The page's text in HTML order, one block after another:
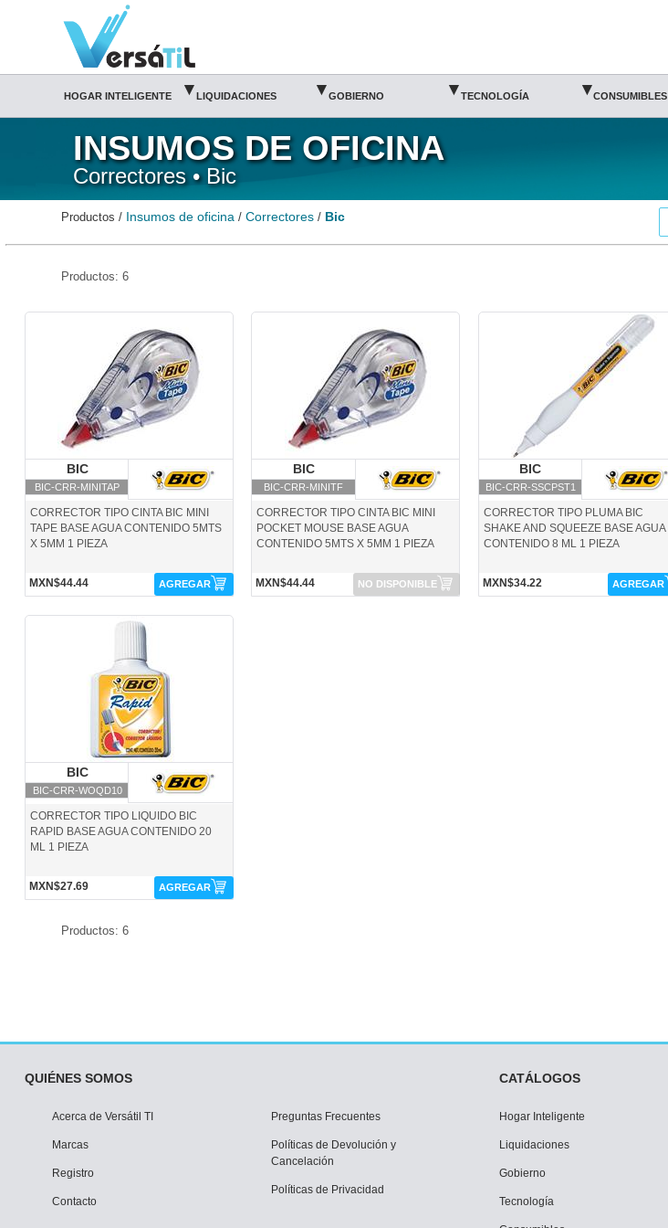
Bic/Correctores/Insumos de oficina|Versátil TI
HOGAR INTELIGENTE ▾ LIQUIDACIONES ▾ GOBIERNO ▾ TECNOLOGÍA ▾ CONSUMIBLES
INSUMOS DE OFICINA
Correctores • Bic
Productos / Insumos de oficina /Correctores / Bic
Productos: 6
BIC
BIC-CRR-MINITAP
CORRECTOR TIPO CINTA BIC MINI
TAPE BASE AGUA CONTENIDO 5MTS
X 5MM 1 PIEZA
MXN$44.44 AGREGAR
BIC
BIC-CRR-MINITF
CORRECTOR TIPO CINTA BIC MINI
POCKET MOUSE BASE AGUA
CONTENIDO 5MTS X 5MM 1 PIEZA
MXN$44.44 NO DISPONIBLE
BIC
BIC-CRR-SSCPST1
CORRECTOR TIPO PLUMA BIC
SHAKE AND SQUEEZE BASE AGUA
CONTENIDO 8 ML 1 PIEZA
MXN$34.22 AGREGAR
BIC-CRR-WOQD10-BIC
BIC
BIC-CRR-WOQD10
CORRECTOR TIPO LIQUIDO BIC
RAPID BASE AGUA CONTENIDO 20
ML 1 PIEZA
MXN$27.69 AGREGAR
Productos: 6
QUIÉNES SOMOS
Acerca de Versátil TI
Marcas
Registro
Contacto
Preguntas Frecuentes
Políticas de Devolución y
Cancelación
Políticas de Privacidad
CATÁLOGOS
Hogar Inteligente
Liquidaciones
Gobierno
Tecnología